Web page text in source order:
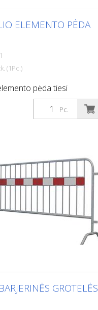
ELEMENTO PĖDA
(1Pc.)
pėda tiesi
Pc.
GROTELĖS